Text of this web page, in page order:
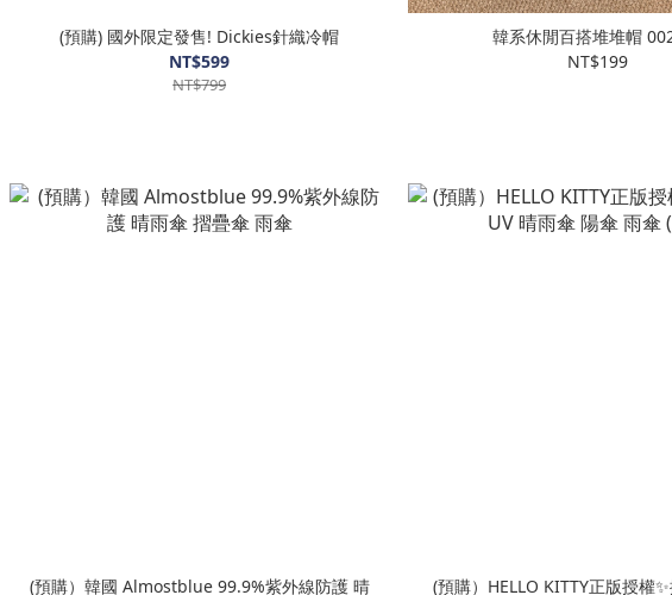
(預購) 國外限定發售! Dickies針織冷帽
NT$599
NT$799
韓系休閒百搭堆堆帽
NT$199
(預購）韓國 Almostblue 99.9%紫外線防護 晴 (預購）HELLO KITTY正版授權